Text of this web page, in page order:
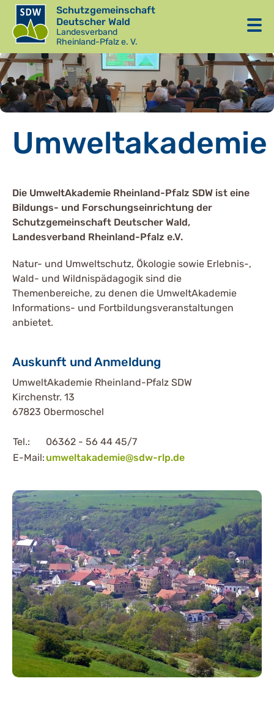
Schutzgemeinschaft
Deutscher Wald
Landesverband
Rheinland-Pfalz e. V.
Umweltakademie
Die UmweltAkademie Rheinland-Pfalz SDW ist eine
Bildungs- und Forschungseinrichtung der
Schutzgemeinschaft Deutscher Wald,
Landesverband Rheinland-Pfalz e.V.
Natur- und Umweltschutz, Ökologie sowie Erlebnis-,
Wald- und Wildnispädagogik sind die
Themenbereiche, zu denen die UmweltAkademie
Informations- und Fortbildungsveranstaltungen
anbietet.
Auskunft und Anmeldung
UmweltAkademie Rheinland-Pfalz SDW
Kirchenstr. 13
67823 Obermoschel
Tel.:
06362 - 56 44 45/7
E-Mail: umweltakademie@sdw-rlp.de